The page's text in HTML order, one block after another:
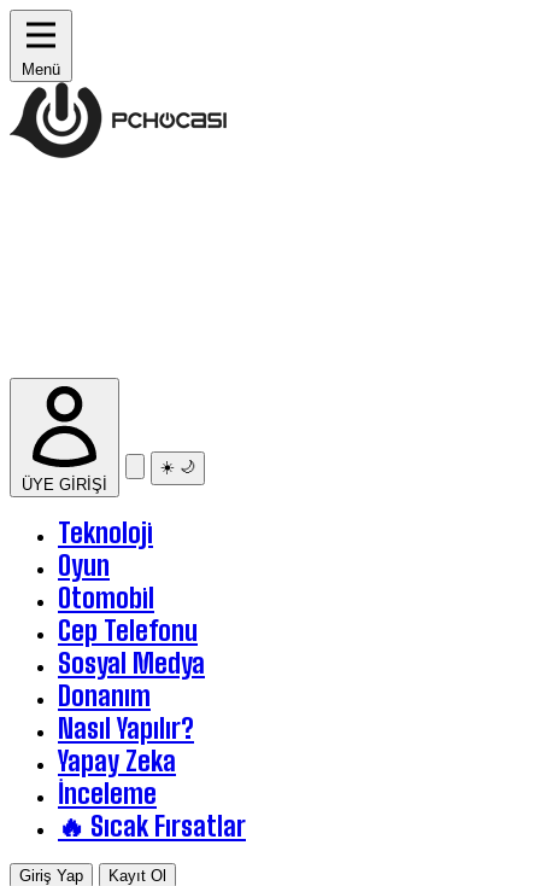
Menü
ÜYE GİRİŞİ
☀️ 🌙
Teknoloji
Oyun
Otomobil
Cep Telefonu
Sosyal Medya
Donanım
Nasıl Yapılır?
Yapay Zeka
İnceleme
🔥 Sıcak Fırsatlar
Giriş Yap Kayıt Ol